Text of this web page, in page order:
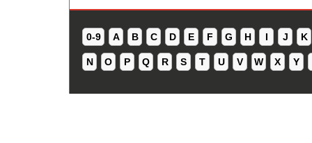
0-9 A B C D E F G H I J K
N O P Q R S T U V W X Y